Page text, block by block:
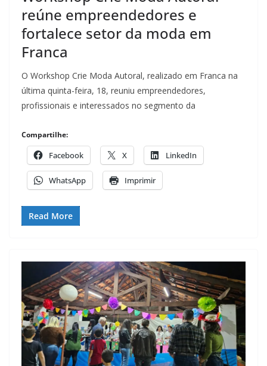
reúne empreendedores e
fortalece setor da moda em
Franca
O Workshop Crie Moda Autoral, realizado em Franca na
última quinta-feira, 18, reuniu empreendedores,
profissionais e interessados no segmento da
Compartilhe:
Facebook X LinkedIn
WhatsApp Imprimir
Read More